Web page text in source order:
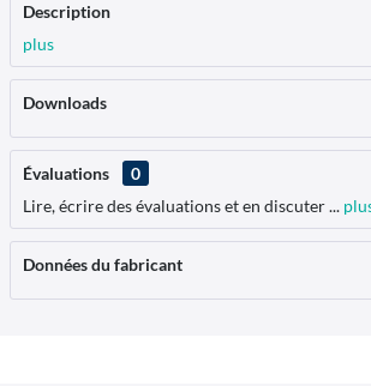
Description
plus
Downloads
Évaluations
0
Lire, écrire des évaluations et en discuter ...
Données du fabricant